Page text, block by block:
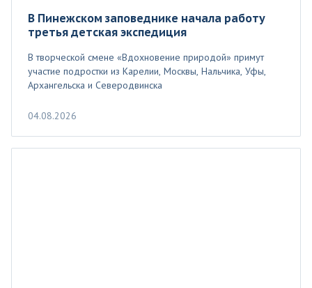
В Пинежском заповеднике начала работу
третья детская экспедиция
В творческой смене «Вдохновение природой» примут
участие подростки из Карелии, Москвы, Нальчика, Уфы,
Архангельска и Северодвинска
04.08.2026